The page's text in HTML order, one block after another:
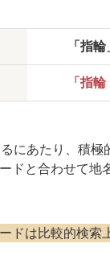
「指輪
「指
にあたり、積
ドと合わせて地
ドは比較的検